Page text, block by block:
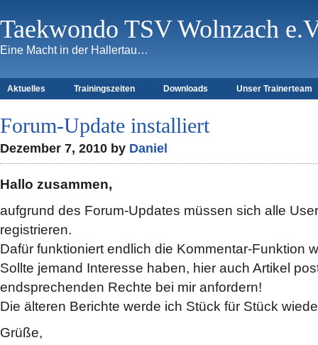
Taekwondo TSV Wolnzach
Eine Macht in der Hallertau…
Aktuelles Trainingszeiten Downloads Unser Trainerteam
Forum-Update installiert
Dezember 7, 2010 by Daniel
Hallo zusammen,
aufgrund des Forum-Updates müssen sich alle
registrieren.
Dafür funktioniert endlich die Kommentar-Funktion
Sollte jemand Interesse haben, hier auch Artikel
endsprechenden Rechte bei mir anfordern!
Die älteren Berichte werde ich Stück für Stück
Grüße,